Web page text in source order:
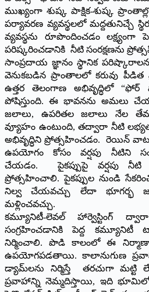
ముఖ్యంగా శుష్క పాక్షిక-శుష్క
పర్యావరణ వ్యవస్థలలో మద్దతునిచ్చే
వ్యవస్థను రూపొందించడం లక్ష్యంగా
పరిష్కరించడానికి నీటి సంరక్షణను
సాంప్రదాయ జ్ఞానం స్థానిక
వెనుకబడిన ప్రాంతాలలో కరువు
ఉత్తర తెలంగాణ అభివృద్ధిలో
పోషిస్తుంది. ఈ భావనను అమలు
జలాలు, ఉపరితల జలాలు నేల
వ్యూహం ఉంటుంది, తద్వారా నీటి
అభివృద్ధిని ప్రోత్సహించడం. రెయిన్
ఉపయోగం కోసం వర్షపు నీటిని
చేయడం. పైకప్పుపై వర్షపు నీటి
ప్రోత్సహించాలి. పైకప్పుల నుండి
నిల్వ చేయవచ్చు లేదా భూగర్భ
మళ్లించవచ్చు.
కమ్యూనిటీ-లెవల్ హార్వెస్టింగ్
సంగ్రహించడానికి పెద్ద కమ్యూనిటీ
నిర్మించాలి. పొడి కాలంలో ఈ
ఉపయోగపడతాయి. కాలానుగుణ
డ్యామ్‌లను నిర్మిస్తే తరచుగా మట్టి
ప్రవాహాన్ని నెమ్మదిస్తాయి, ఇది